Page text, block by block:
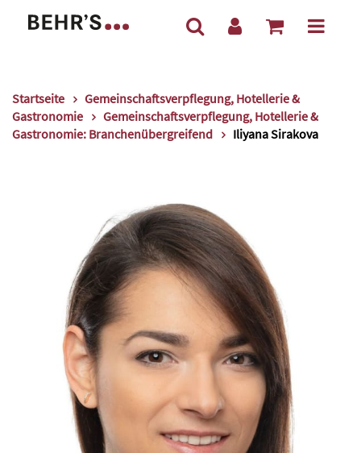
Startseite
Gemeinschaftsverpflegung, Hotellerie &
Gastronomie
Gemeinschaftsverpflegung, Hotellerie &
Gastronomie: Branchenübergreifend
Iliyana Sirakova